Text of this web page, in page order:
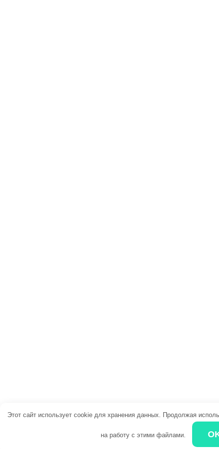
Этот сайт использует cookie для хранения данных. Продолжая
на работу с этими файлами.